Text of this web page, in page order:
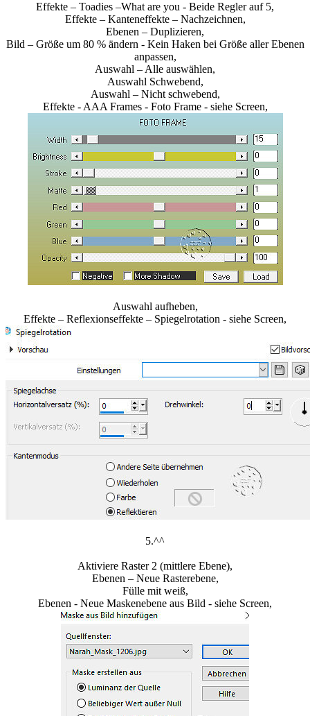
Effekte – Toadies –What are you - Beide Regler auf 5,
Effekte – Kanteneffekte – Nachzeichnen,
Ebenen – Duplizieren,
Bild – Größe um 80 % ändern - Kein Haken bei Größe aller Ebenen
anpassen,
Auswahl – Alle auswählen,
Auswahl Schwebend,
Auswahl – Nicht schwebend,
Effekte - AAA Frames - Foto Frame - siehe Screen,
Auswahl aufheben,
Effekte – Reflexionseffekte – Spiegelrotation - siehe Screen,
5.^^
Aktiviere Raster 2 (mittlere Ebene),
Ebenen – Neue Rasterebene,
Fülle mit weiß,
Ebenen - Neue Maskenebene aus Bild - siehe Screen,